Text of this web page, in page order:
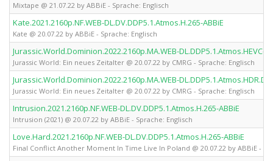
Mixtape @ 21.07.22 by ABBiE - Sprache: Englisch
Kate.2021.2160p.NF.WEB-DL.DV.DDP5.1.Atmos.H.265-ABBiE
Kate @ 20.07.22 by ABBiE - Sprache: Englisch
Jurassic.World.Dominion.2022.2160p.MA.WEB-DL.DDP5.1.Atmos.HEVC-
Jurassic World: Ein neues Zeitalter @ 20.07.22 by CMRG - Sprache: Englisch
Jurassic.World.Dominion.2022.2160p.MA.WEB-
Jurassic World: Ein neues Zeitalter @ 20.07.22 by CMRG - Sprache: Englisch
Intrusion.2021.2160p.NF.WEB-DL.DV.DDP5.1.Atmos.H.265-ABBiE
Intrusion (2021) @ 20.07.22 by ABBiE - Sprache: Englisch
Love.Hard.2021.2160p.NF.WEB-DL.DV.DDP5.1.Atmos.H.265-ABBiE
Final Conflict Another Moment In Time Live In Poland @ 20.07.22 by ABBiE -